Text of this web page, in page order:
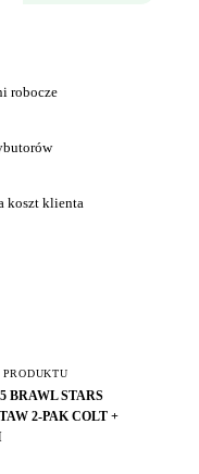
robocze
koszt klienta
PRODUKTU
BRAWL STARS
2-PAK COLT +